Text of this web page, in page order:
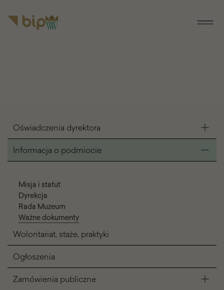
BIP
Oświadczenia dyrektora
Informacja o podmiocie
Misja i statut
Dyrekcja
Rada Muzeum
Ważne dokumenty
Wolontariat, staże, praktyki
Ogłoszenia
Zamówienia publiczne